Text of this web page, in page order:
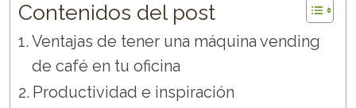
Contenidos del post
Ventajas de tener una máquina vending
de café en tu oficina
Productividad e inspiración